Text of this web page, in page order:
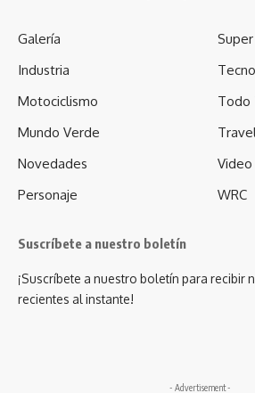
Galería
Industria
Motociclismo
Mundo Verde
Novedades
Personaje
Todo
Travel
Video
WRC
Suscríbete a nuestro boletín
¡Suscríbete a nuestro boletín para recibir
recientes al instante!
- Advertisement -